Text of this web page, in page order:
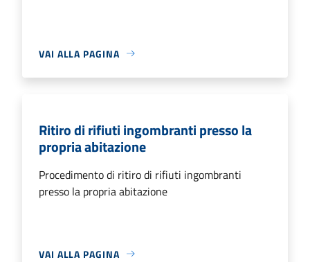
VAI ALLA PAGINA
Ritiro di rifiuti ingombranti presso la
propria abitazione
Procedimento di ritiro di rifiuti ingombranti
presso la propria abitazione
VAI ALLA PAGINA